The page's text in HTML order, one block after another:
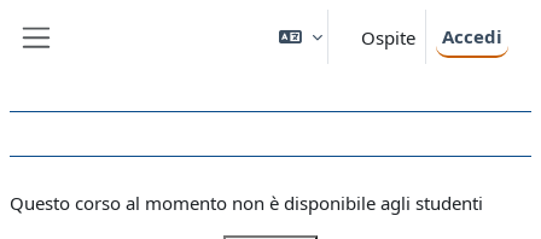
Ospite Accedi
Questo corso al momento non è disponibile agli studenti